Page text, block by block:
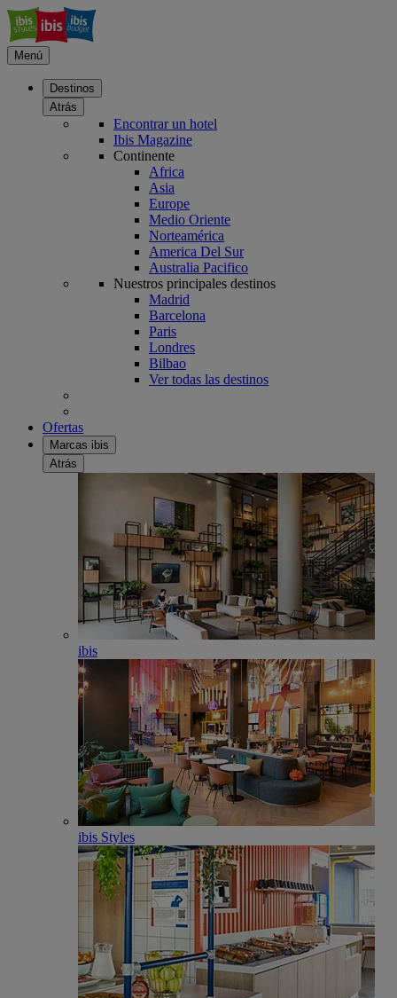
Menú
Destinos
Atrás
Encontrar un hotel
Ibis Magazine
Continente
Africa
Asia
Europe
Medio Oriente
Norteamérica
America Del Sur
Australia Pacifico
Nuestros principales destinos
Madrid
Barcelona
Paris
Londres
Bilbao
Ver todas las destinos
Ofertas
Marcas ibis
Atrás
ibis
ibis Styles